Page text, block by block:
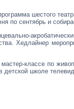
шестого
по сентябрь и
Хедлайнер
классе по
детской школе